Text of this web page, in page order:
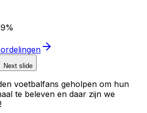
Next slide
voetbalfans geholpen om hun
te beleven en daar zijn we